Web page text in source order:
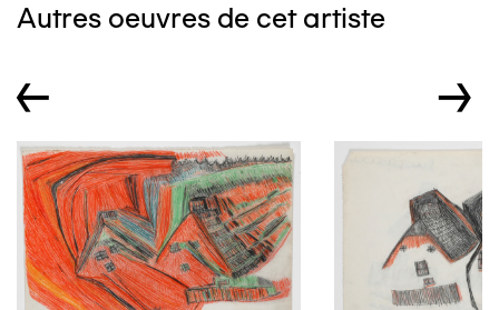
Autres oeuvres de cet artiste
← →